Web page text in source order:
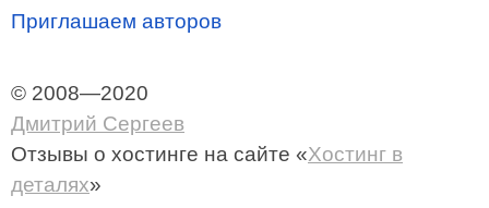
Приглашаем авторов
© 2008—2020
Дмитрий Сергеев
Отзывы о хостинге на сайте «Хостинг в
деталях»